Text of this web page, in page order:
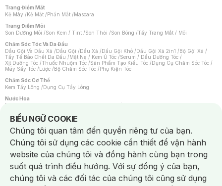
Trang Điểm Mắt
Kẻ Mày /Kẻ Mắt /Phấn Mắt /Mascara
Trang Điểm Môi
Son Dưỡng Môi /Son Kem / Tint /Son Thỏi /Son Bóng /Tẩy Trang Mắt / Môi
Chăm Sóc Tóc Và Da Đầu
Dầu Gội Và Dầu Xả /Dầu Gội /Dầu Xả /Dầu Gội Khô /Dầu Gội Xả 2in1 /Bộ Gội Xả /
Tẩy Tế Bào Chết Da Đầu /Mặt Nạ / Kem Ủ Tóc /Serum / Dầu Dưỡng Tóc /
Xịt Dưỡng Tóc /Thuốc Nhuộm Tóc /Sản Phẩm Tạo Kiểu Tóc /Dụng Cụ Chăm Sóc Tóc /
Máy Sấy Tóc /Lược /Bộ Chăm Sóc Tóc /Phụ Kiện Tóc
Chăm Sóc Cơ Thể
Kem Tẩy Lông /Dụng Cụ Tẩy Lông
Nước Hoa
Nước Hoa Nữ
Chăm Sóc Cá Nhân
Chống Muỗi /Khẩu Trang /Máy Massage/Mặt Nạ Xông Hơi /Nước Rửa Tay/
Sản Phẩm Chăm Sóc Khác /Bàn Chải Đánh Răng /Bàn Chải Điện/
Hỗ Trợ Trắng Răng/Kem Đánh Răng /Máy Tăm Nước/ Nước Súc Miệng/
Tăm / Chỉ Nha Khoa/ Xịt Thơm Miệng / Dung Dịch Vệ Sinh/Dưỡng Vùng Kín/
Khăn Ướt Vệ Sinh Vùng Kín/Băng Vệ Sinh/Tampon/Bọt Cạo Râu /Dao Cạo Râu/
Máy Cạo Râu
Vấn Đề Về Da
Da Dầu / Lỗ Chân Lông To/ Da Khô / Mất Nước/ Da Lão Hóa/ Da Mụn/
Da Nhạy Cảm / Kích Ứng
Da Xỉn Màu Thâm / Nám / Tàn Nhang
BIỂU NGỮ COOKIE
Notice about cookies usage
Chúng tôi quan tâm đến quyền riêng tư của bạn.
Chúng tôi sử dụng các cookie cần thiết để vận hành
website của chúng tôi và đồng hành cùng bạn trong
suốt quá trình điều hướng. Với sự đồng ý của bạn,
chúng tôi và các đối tác của chúng tôi cũng sử dụng